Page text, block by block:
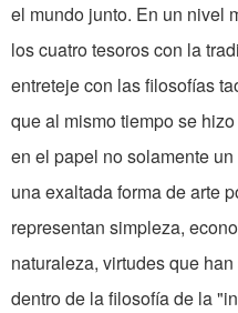
el mundo junto. En un nivel
los cuatro tesoros con la
entreteje con las filosofías
que al mismo tiempo se
en el papel no solamente
una exaltada forma de arte
representan simpleza,
naturaleza, virtudes que
dentro de la filosofía de la